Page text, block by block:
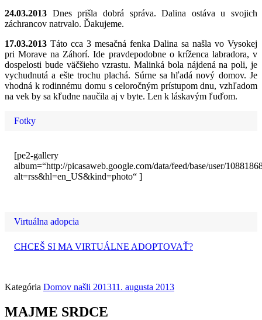
24.03.2013 Dnes prišla dobrá správa. Dalina ostáva u svojich
záchrancov natrvalo. Ďakujeme.
17.03.2013 Táto cca 3 mesačná fenka Dalina sa našla vo Vysokej
pri Morave na Záhorí. Ide pravdepodobne o kríženca labradora, v
dospelosti bude väčšieho vzrastu. Malinká bola nájdená na poli, je
vychudnutá a ešte trochu plachá. Súrne sa hľadá nový domov. Je
vhodná k rodinnému domu s celoročným prístupom dnu, vzhľadom
na vek by sa kľudne naučila aj v byte. Len k láskavým ľuďom.
Fotky
[pe2-gallery
album=“http://picasaweb.google.com/data/feed/base/user/
alt=rss&hl=en_US&kind=photo“ ]
Virtuálna adopcia
CHCEŠ SI MA VIRTUÁLNE ADOPTOVAŤ?
Kategória Domov našli 201311. augusta 2013
MAJME SRDCE